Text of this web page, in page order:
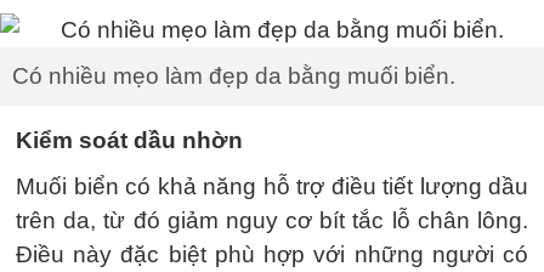
Có nhiều mẹo làm đẹp da bằng muối biển.
Kiểm soát dầu nhờn
Muối biển có khả năng hỗ trợ điều tiết lượng dầu
trên da, từ đó giảm nguy cơ bít tắc lỗ chân lông.
Điều này đặc biệt phù hợp với những người có